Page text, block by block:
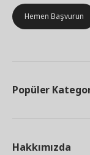
Hemen Başvurun
Popüler
Hakkımızda